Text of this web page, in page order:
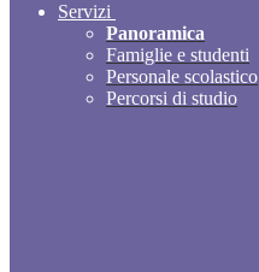
Servizi
Panoramica
Famiglie e studenti
Personale scolastico
Percorsi di studio